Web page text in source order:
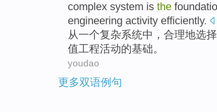
complex system is the
engineering activity efficiently.
从一个复杂系统中， 合理地选择
值工程活动的基础。
youdao
更多双语例句